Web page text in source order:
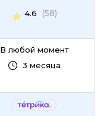
4.6
(58)
В любой момент
3 месяца